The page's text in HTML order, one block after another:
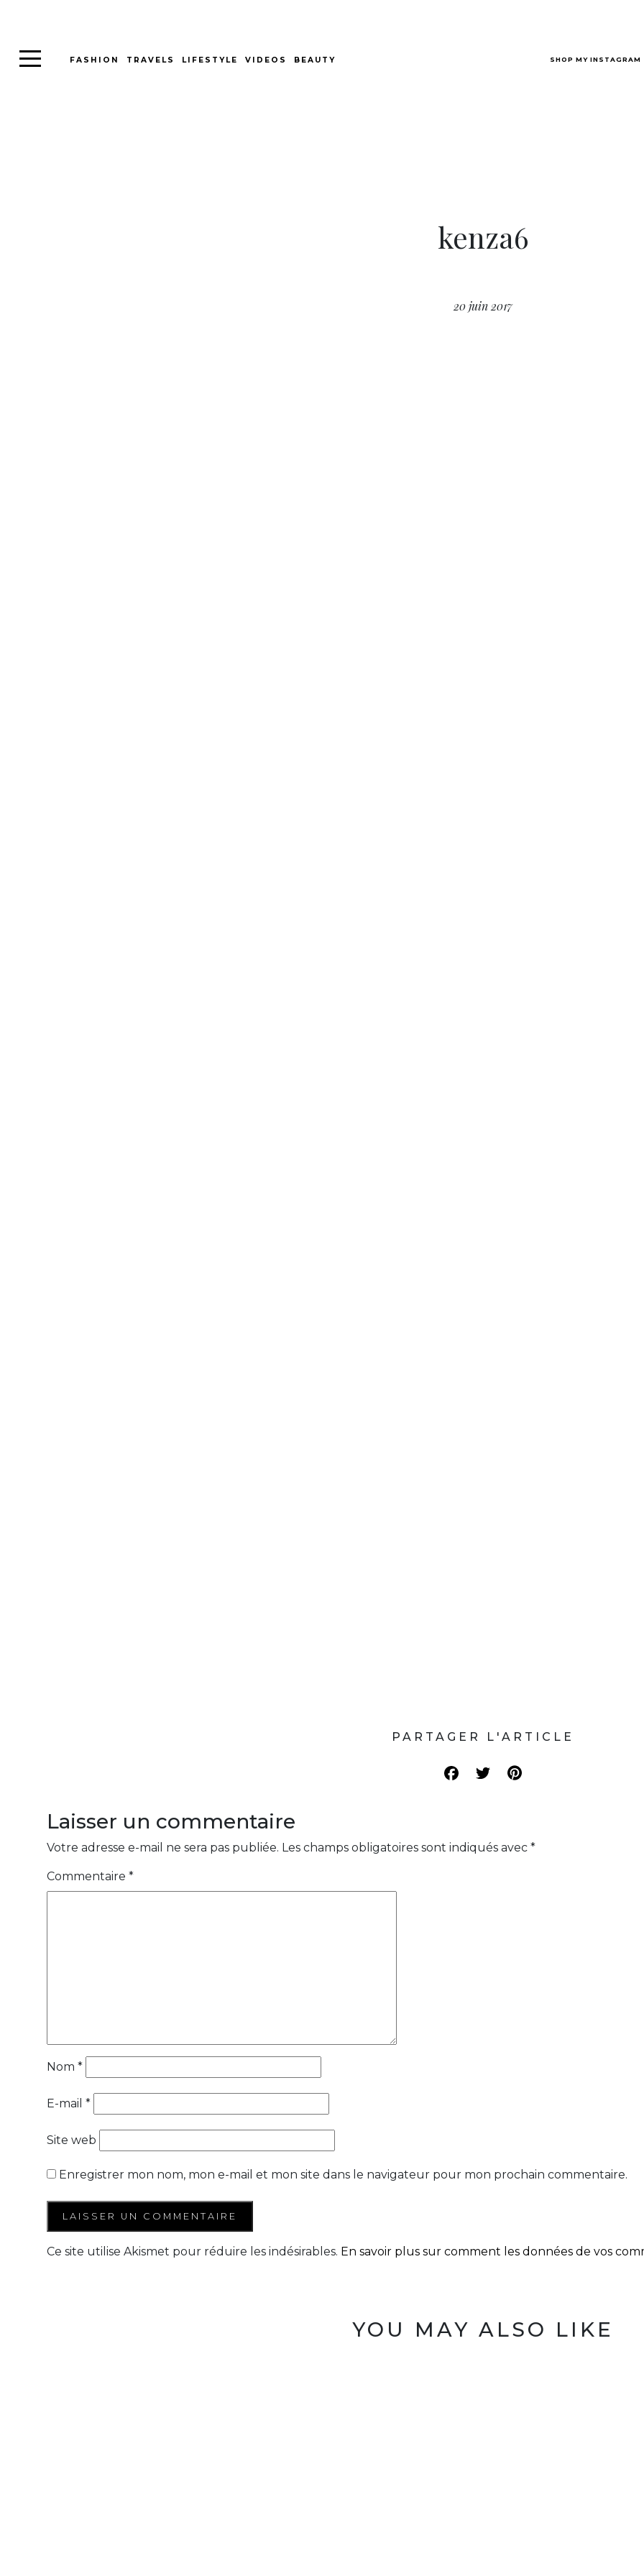
FASHION TRAVELS LIFESTYLE VIDEOS BEAUTY SHOP MY INSTAGRAM
kenza6
20 juin 2017
PARTAGER L'ARTICLE
Laisser un commentaire
Votre adresse e-mail ne sera pas publiée. Les champs obligatoires sont indiqués avec *
Commentaire *
Nom *
E-mail *
Site web
Enregistrer mon nom, mon e-mail et mon site dans le navigateur pour mon prochain commentaire.
Ce site utilise Akismet pour réduire les indésirables. En savoir plus sur comment les données de vos
YOU MAY ALSO LIKE